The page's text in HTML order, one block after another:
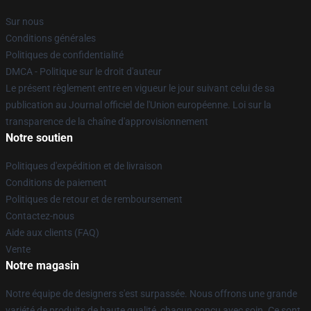
Sur nous
Conditions générales
Politiques de confidentialité
DMCA - Politique sur le droit d'auteur
Le présent règlement entre en vigueur le jour suivant celui de sa
publication au Journal officiel de l'Union européenne. Loi sur la
transparence de la chaîne d'approvisionnement
Notre soutien
Politiques d'expédition et de livraison
Conditions de paiement
Politiques de retour et de remboursement
Contactez-nous
Aide aux clients (FAQ)
Vente
Notre magasin
Notre équipe de designers s'est surpassée. Nous offrons une grande